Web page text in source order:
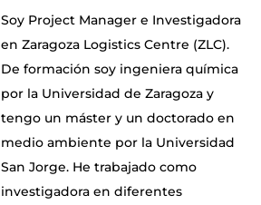
Soy Project Manager e Investigadora
en Zaragoza Logistics Centre (ZLC).
De formación soy ingeniera química
por la Universidad de Zaragoza y
tengo un máster y un doctorado en
medio ambiente por la Universidad
San Jorge. He trabajado como
investigadora en diferentes